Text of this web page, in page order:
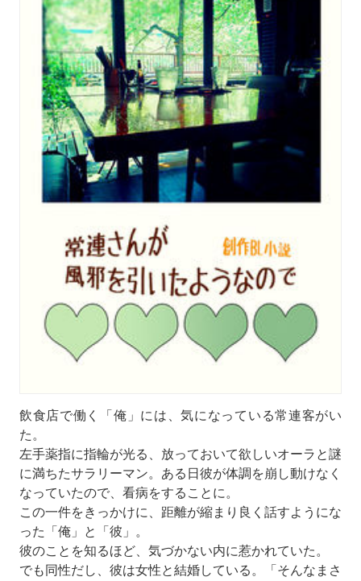
飲食店で働く「俺」には、気になっている常連客がい
た。
左手薬指に指輪が光る、放っておいて欲しいオーラと謎
に満ちたサラリーマン。ある日彼が体調を崩し動けなく
なっていたので、看病をすることに。
この一件をきっかけに、距離が縮まり良く話すようにな
った「俺」と「彼」。
彼のことを知るほど、気づかない内に惹かれていた。
でも同性だし、彼は女性と結婚している。「そんなまさ